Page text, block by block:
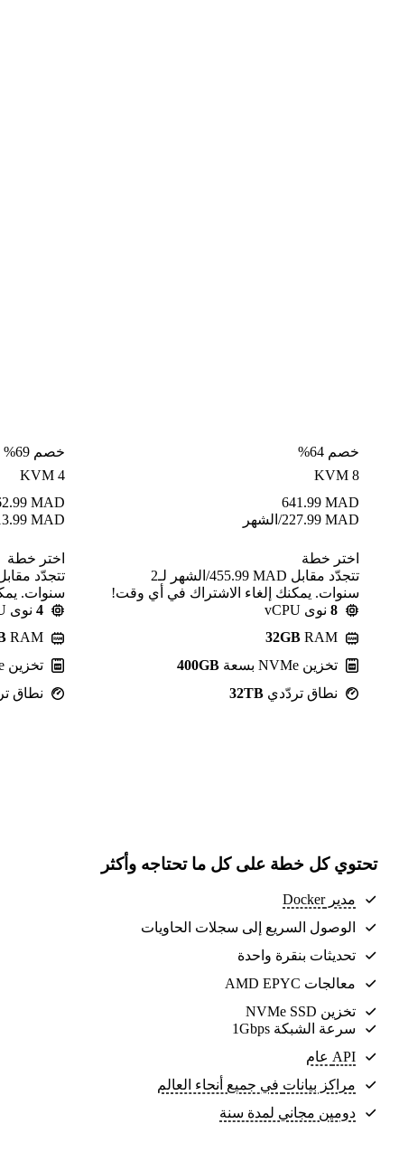
خصم 69%
KVM 4
MAD
MAD
اختر خطة
سنوات.
4 نوى vCPU
RAM
تخزين NVMe بسعة
نطاق
خصم 64%
KVM 8
MAD
641.99
MAD
227.99/الشهر
اختر خطة
تتجدّد مقابل MAD ⁦455.99⁩/الشهر لـ2
سنوات. يمكنك إلغاء الاشتراك في أي وقت!
8 نوى vCPU
32GB RAM
تخزين NVMe بسعة
400GB
نطاق تردّدي 32TB
تحتوي كل خطة على كل ما تحتاجه وأكثر
مدير Docker
الوصول السريع إلى سجلات الحاويات
تحديثات بنقرة واحدة
معالجات AMD EPYC
تخزين NVMe SSD
سرعة الشبكة 1Gbps
API عام
مراكز بيانات في جميع أنحاء العالم
دومين مجاني لمدة سنة